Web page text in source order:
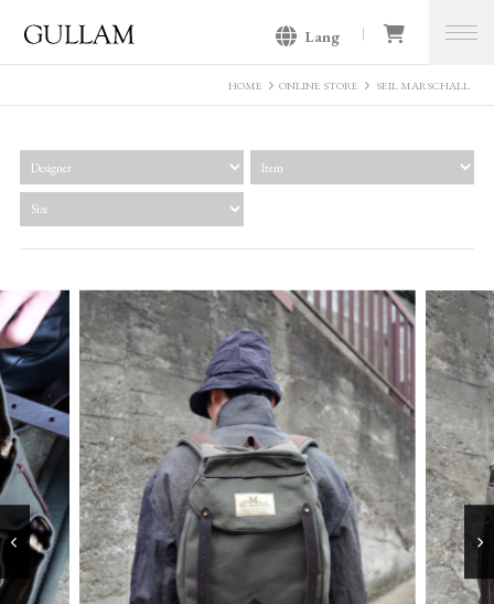
Lang
HOME ONLINE STORE SEIL MARSCHALL